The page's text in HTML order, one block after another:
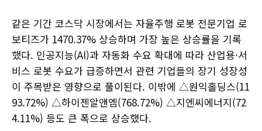
같은 기간 코스닥 시장에서는 자율주행 로봇 전문기업 로
보티즈가 1470.37% 상승하며 가장 높은 상승률을 기록
했다. 인공지능(AI)과 자동화 수요 확대에 따라 산업용·서
비스 로봇 수요가 급증하면서 관련 기업들의 장기 성장성
이 주목받은 영향으로 풀이된다. 이밖에 △원익홀딩스(11
93.72%) △하이젠알앤엠(768.72%) △지엔씨에너지(72
4.11%) 등도 큰 폭으로 상승했다.